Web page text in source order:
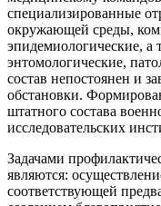
специализированные
окружающей среды,
эпидемиологические, а
энтомологические,
состав непостоянен и
обстановки.
штатного состава
исследовательских
Задачами
являются:
соответствующей